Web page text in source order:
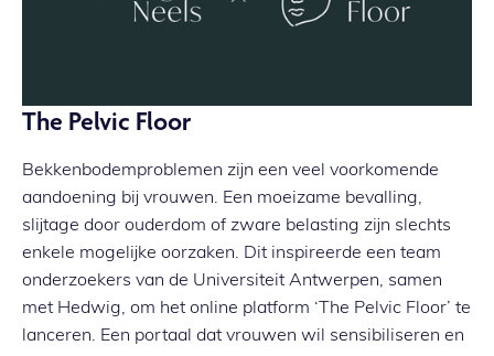
The Pelvic Floor
Bekkenbodemproblemen zijn een veel voorkomende
aandoening bij vrouwen. Een moeizame bevalling,
slijtage door ouderdom of zware belasting zijn slechts
enkele mogelijke oorzaken. Dit inspireerde een team
onderzoekers van de Universiteit Antwerpen, samen
met Hedwig, om het online platform ‘The Pelvic Floor’ te
lanceren. Een portaal dat vrouwen wil sensibiliseren en